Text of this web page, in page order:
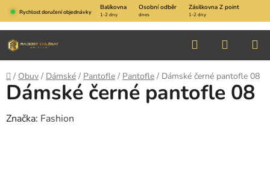
Přejít
na
obsah
Rychlost doručení objednávky
Balíkovna Osobní odběr Zásilkovna Z point
1-2 dny dnes 1-2 dny
Hledat
KOŠÍK
Domů
/ Obuv / Dámské / Pantofle / Pantofle / Dámské černé pantofle 08
Dámské černé pantofle 08
Značka: Fashion